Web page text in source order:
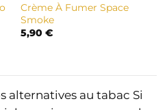
Crème À Fumer Space
Smoke
5,90 €
alternatives au tabac Si